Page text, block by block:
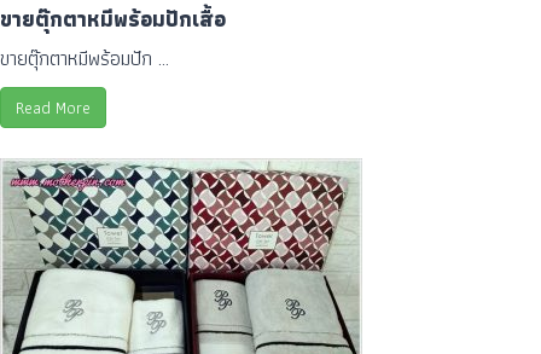
ขายตุ๊กตาหมีพร้อมปักเสื้อ
ขายตุ๊กตาหมีพร้อมปัก ...
Read More